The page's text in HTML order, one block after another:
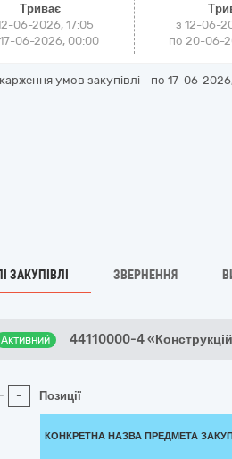
Триває
06-2026, 17:05
06-2026, 00:00
з 12-06-
по 20-06-
умов закупівлі - по 17-06-
ЗАКУПІВЛІ ЗВЕРНЕННЯ
Активний 44110000-4
- Позиції
КОНКРЕТНА НАЗВА ПРЕДМЕТА